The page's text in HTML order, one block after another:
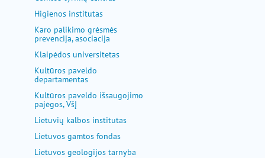
Higienos institutas
Karo palikimo grėsmės
prevencija, asociacija
Klaipėdos universitetas
Kultūros paveldo
departamentas
Kultūros paveldo išsaugojimo
pajėgos, VšĮ
Lietuvių kalbos institutas
Lietuvos gamtos fondas
Lietuvos geologijos tarnyba